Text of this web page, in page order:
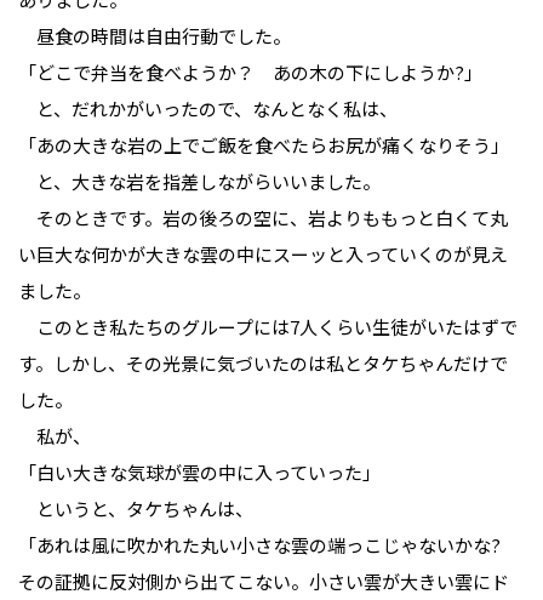
昼食の時間は自由行動でした。
「どこで弁当を食べようか？ あの木の下にしようか?」
と、だれかがいったので、なんとなく私は、
「あの大きな岩の上でご飯を食べたらお尻が痛くなりそう」
と、大きな岩を指差しながらいいました。
そのときです。岩の後ろの空に、岩よりももっと白くて丸
い巨大な何かが大きな雲の中にスーッと入っていくのが見え
ました。
このとき私たちのグループには7人くらい生徒がいたはずで
す。しかし、その光景に気づいたのは私とタケちゃんだけで
した。
私が、
「白い大きな気球が雲の中に入っていった」
というと、タケちゃんは、
「あれは風に吹かれた丸い小さな雲の端っこじゃないかな?
その証拠に反対側から出てこない。小さい雲が大きい雲にド